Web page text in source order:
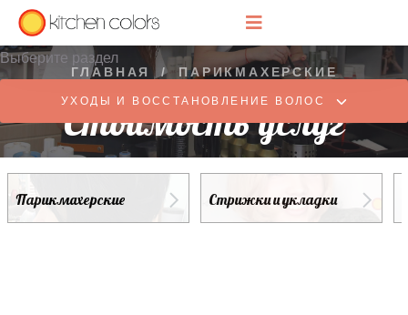
ГЛАВНАЯ / ПАРИКМАХЕРСКИЕ
Стоимость услуг
Парикмахерские Стрижки и укладки
Выберите раздел
УХОДЫ И ВОССТАНОВЛЕНИЕ ВОЛОС